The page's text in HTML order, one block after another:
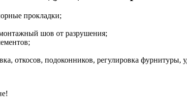
прокладки;
шов от разрушения;
откосов, подоконников, регулировка фурнитуры,